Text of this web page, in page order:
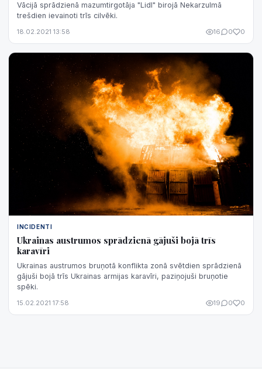
Vācijā sprādzienā mazumtirgotāja "Lidl" birojā Nekarzulmā
trešdien ievainoti trīs cilvēki.
18.02.2021 13:58 16 0 0
INCIDENTI
Ukrainas austrumos sprādzienā gājuši bojā trīs
karavīri
Ukrainas austrumos bruņotā konflikta zonā svētdien sprādzienā
gājuši bojā trīs Ukrainas armijas karavīri, paziņojuši bruņotie
spēki.
15.02.2021 17:58 19 0 0